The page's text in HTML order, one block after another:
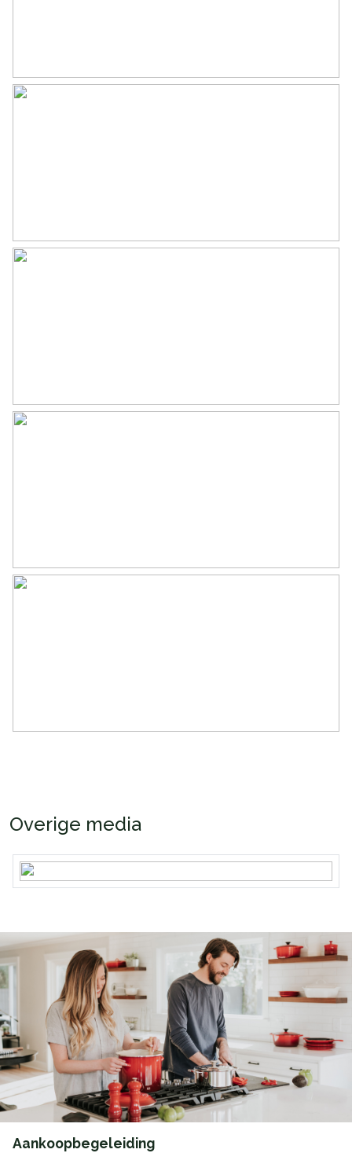
Overige media
Aankoopbegeleiding